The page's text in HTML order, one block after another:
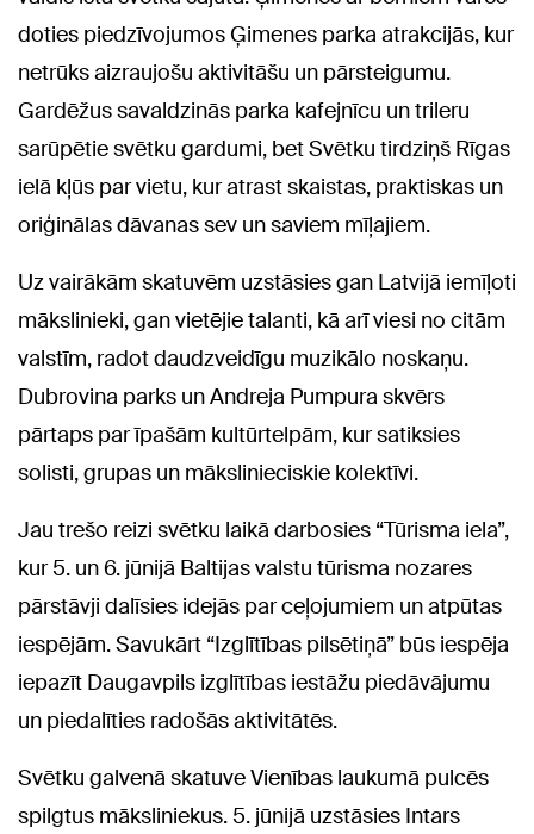
doties piedzīvojumos Ģimenes parka atrakcijās, kur
netrūks aizraujošu aktivitāšu un pārsteigumu.
Gardēžus savaldzinās parka kafejnīcu un trileru
sarūpētie svētku gardumi, bet Svētku tirdziņš Rīgas
ielā kļūs par vietu, kur atrast skaistas, praktiskas un
oriģinālas dāvanas sev un saviem mīļajiem.
Uz vairākām skatuvēm uzstāsies gan Latvijā iemīļoti
mākslinieki, gan vietējie talanti, kā arī viesi no citām
valstīm, radot daudzveidīgu muzikālo noskaņu.
Dubrovina parks un Andreja Pumpura skvērs
pārtaps par īpašām kultūrtelpām, kur satiksies
solisti, grupas un mākslinieciskie kolektīvi.
Jau trešo reizi svētku laikā darbosies “Tūrisma iela”,
kur 5. un 6. jūnijā Baltijas valstu tūrisma nozares
pārstāvji dalīsies idejās par ceļojumiem un atpūtas
iespējām. Savukārt “Izglītības pilsētiņā” būs iespēja
iepazīt Daugavpils izglītības iestāžu piedāvājumu
un piedalīties radošās aktivitātēs.
Svētku galvenā skatuve Vienības laukumā pulcēs
spilgtus māksliniekus. 5. jūnijā uzstāsies Intars